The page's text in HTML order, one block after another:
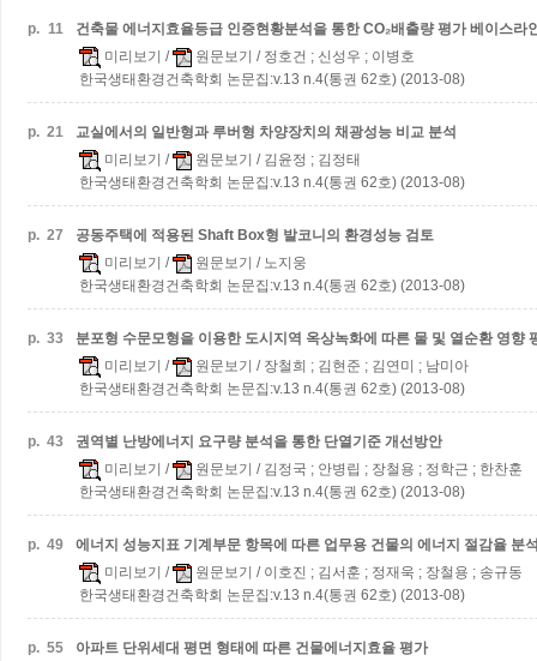
p. 11
건축물 에너지효율등급 인증현황분석을 통한 CO₂배출량 평가 베이스라
미리보기 / 원문보기 / 정호건 ; 신성우 ; 이병호
한국생태환경건축학회 논문집:v.13 n.4(통권 62호) (2013-08)
p. 21
교실에서의 일반형과 루버형 차양장치의 채광성능 비교 분석
미리보기 / 원문보기 / 김윤정 ; 김정태
한국생태환경건축학회 논문집:v.13 n.4(통권 62호) (2013-08)
p. 27
공동주택에 적용된 Shaft Box형 발코니의 환경성능 검토
미리보기 / 원문보기 / 노지웅
한국생태환경건축학회 논문집:v.13 n.4(통권 62호) (2013-08)
p. 33
분포형 수문모형을 이용한 도시지역 옥상녹화에 따른 물 및 열순환 영향
미리보기 / 원문보기 / 장철희 ; 김현준 ; 김연미 ; 남미아
한국생태환경건축학회 논문집:v.13 n.4(통권 62호) (2013-08)
p. 43
권역별 난방에너지 요구량 분석을 통한 단열기준 개선방안
미리보기 / 원문보기 / 김정국 ; 안병립 ; 장철용 ; 정학근 ; 한찬훈
한국생태환경건축학회 논문집:v.13 n.4(통권 62호) (2013-08)
p. 49
에너지 성능지표 기계부문 항목에 따른 업무용 건물의 에너지 절감율 분
미리보기 / 원문보기 / 이호진 ; 김서훈 ; 정재욱 ; 장철용 ; 송규동
한국생태환경건축학회 논문집:v.13 n.4(통권 62호) (2013-08)
p. 55
아파트 단위세대 평면 형태에 따른 건물에너지효율 평가